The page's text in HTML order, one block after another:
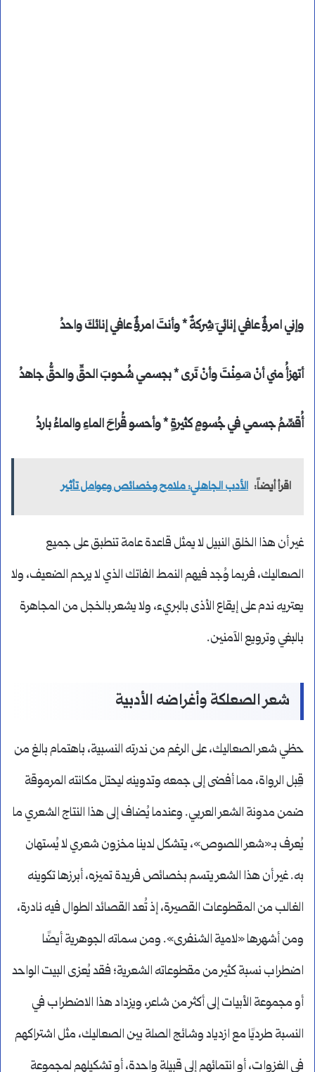
وإني امرؤٌ عافي إنائيَ شِركةٌ * وأنتَ امرؤٌ عافي إنائكَ واحدُ
أتهزأُ مني أنْ سَمِنْتَ وأنْ تَرى * بجسمي شُحوبَ الحقِّ والحقُّ جاهدُ
أُقسِّمُ جسمي في جُسومٍ كثيرةٍ * وأحسو قُراحَ الماءِ والماءُ باردُ
اقرأ أيضاً: الأدب الجاهلي: ملامح وخصائص وعوامل تأثير
غير أن هذا الخلق النبيل لا يمثل قاعدة عامة تنطبق على جميع
الصعاليك، فربما وُجد فيهم النمط الفاتك الذي لا يرحم الضعيف، ولا
يعتريه ندم على إيقاع الأذى بالبريء، ولا يشعر بالخجل من المجاهرة
بالبغي وترويع الآمنين.
شعر الصعلكة وأغراضه الأدبية
حظي شعر الصعاليك، على الرغم من ندرته النسبية، باهتمام بالغ من
قِبل الرواة، مما أفضى إلى جمعه وتدوينه ليحتل مكانته المرموقة
ضمن مدونة الشعر العربي. وعندما يُضاف إلى هذا النتاج الشعري ما
يُعرف بـ«شعر اللصوص»، يتشكل لدينا مخزون شعري لا يُستهان
به. غير أن هذا الشعر يتسم بخصائص فريدة تميزه، أبرزها تكوينه
الغالب من المقطوعات القصيرة، إذ تُعد القصائد الطوال فيه نادرة،
ومن أشهرها «لامية الشنفرى». ومن سماته الجوهرية أيضًا
اضطراب نسبة كثير من مقطوعاته الشعرية؛ فقد يُعزى البيت الواحد
أو مجموعة الأبيات إلى أكثر من شاعر، ويزداد هذا الاضطراب في
النسبة طرديًا مع ازدياد وشائج الصلة بين الصعاليك، مثل اشتراكهم
في الغزوات، أو انتمائهم إلى قبيلة واحدة، أو تشكيلهم لمجموعة